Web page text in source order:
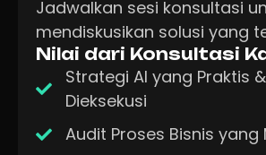
Jadwalkan sesi konsultasi
mendiskusikan solusi yang
Nilai dari Konsultasi
Strategi AI yang Praktis
Dieksekusi
Audit Proses Bisnis